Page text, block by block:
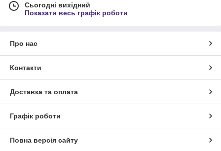
Сьогодні вихідний
Показати весь графік роботи
Про нас
Контакти
Доставка та оплата
Графік роботи
Повна версія сайту